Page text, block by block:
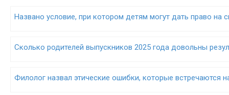
Названо условие, при котором детям могут дать право на
Сколько родителей выпускников 2025 года довольны
Филолог назвал этические ошибки, которые встречаются